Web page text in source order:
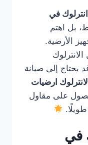
في
بل اهتم
الأرضية.
يحتاج إلى صيانة
ارضيات
على مقاول
في